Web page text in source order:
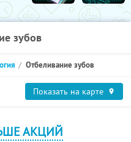
зубов
Отбеливание зубов
Показать на карте
АКЦИЙ